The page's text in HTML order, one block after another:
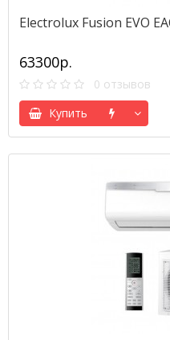
Electrolux Fusion EVO
63300р.
0 отзывов
Купить